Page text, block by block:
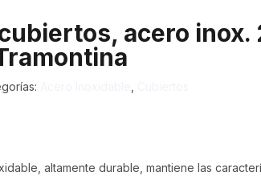
acero inox.
altamente durable, mantiene las